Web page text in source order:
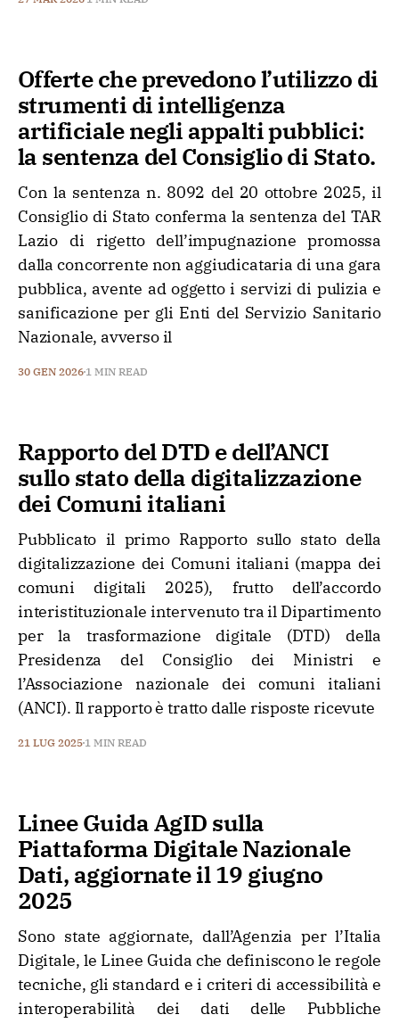
Offerte che prevedono l’utilizzo di
strumenti di intelligenza
artificiale negli appalti pubblici:
la sentenza del Consiglio di Stato.
Con la sentenza n. 8092 del 20 ottobre 2025, il
Consiglio di Stato conferma la sentenza del TAR
Lazio di rigetto dell’impugnazione promossa
dalla concorrente non aggiudicataria di una gara
pubblica, avente ad oggetto i servizi di pulizia e
sanificazione per gli Enti del Servizio Sanitario
Nazionale, avverso il
30 GEN 2026 1 MIN READ
Rapporto del DTD e dell’ANCI
sullo stato della digitalizzazione
dei Comuni italiani
Pubblicato il primo Rapporto sullo stato della
digitalizzazione dei Comuni italiani (mappa dei
comuni digitali 2025), frutto dell’accordo
interistituzionale intervenuto tra il Dipartimento
per la trasformazione digitale (DTD) della
Presidenza del Consiglio dei Ministri e
l’Associazione nazionale dei comuni italiani
(ANCI). Il rapporto è tratto dalle risposte ricevute
21 LUG 2025 1 MIN READ
Linee Guida AgID sulla
Piattaforma Digitale Nazionale
Dati, aggiornate il 19 giugno
2025
Sono state aggiornate, dall’Agenzia per l’Italia
Digitale, le Linee Guida che definiscono le regole
tecniche, gli standard e i criteri di accessibilità e
interoperabilità dei dati delle Pubbliche